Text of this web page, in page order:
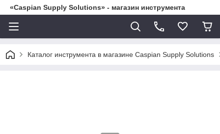
«Caspian Supply Solutions» - магазин инструмента
Каталог инструмента в магазине Caspian Supply Solutions